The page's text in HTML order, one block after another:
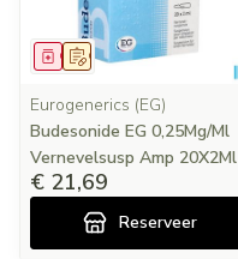
Op voorschrift
Geneesmiddel
Eurogenerics (EG)
Budesonide EG 0,25Mg/Ml
Vernevelsusp Amp 20X2Ml
€ 21,69
Reserveer